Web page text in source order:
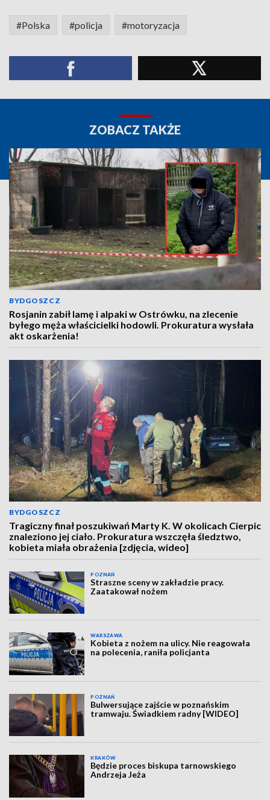
#Polska #policja #motoryzacja
ZOBACZ TAKŻE
BYDGOSZCZ
Rosjanin zabił lamę i alpaki w Ostrówku, na zlecenie
byłego męża właścicielki hodowli. Prokuratura wysłała
akt oskarżenia!
BYDGOSZCZ
Tragiczny finał poszukiwań Marty K. W okolicach Cierpic
znaleziono jej ciało. Prokuratura wszczęła śledztwo,
kobieta miała obrażenia [zdjęcia, wideo]
POZNAŃ
Straszne sceny w zakładzie pracy.
Zaatakował nożem
WARSZAWA
Kobieta z nożem na ulicy. Nie reagowała
na polecenia, raniła policjanta
POZNAŃ
Bulwersujące zajście w poznańskim
tramwaju. Świadkiem radny [WIDEO]
KRAKÓW
Będzie proces biskupa tarnowskiego
Andrzeja Jeża